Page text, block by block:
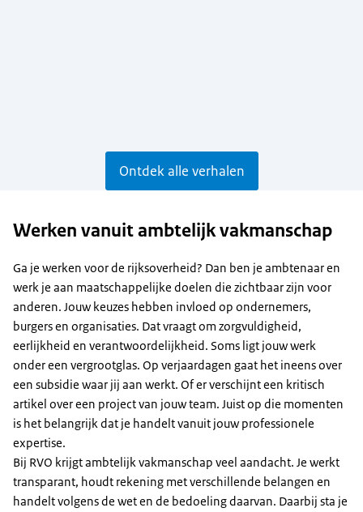
Ontdek alle verhalen
Werken vanuit ambtelijk vakmanschap
Ga je werken voor de rijksoverheid? Dan ben je ambtenaar en
werk je aan maatschappelijke doelen die zichtbaar zijn voor
anderen. Jouw keuzes hebben invloed op ondernemers,
burgers en organisaties. Dat vraagt om zorgvuldigheid,
eerlijkheid en verantwoordelijkheid. Soms ligt jouw werk
onder een vergrootglas. Op verjaardagen gaat het ineens over
een subsidie waar jij aan werkt. Of er verschijnt een kritisch
artikel over een project van jouw team. Juist op die momenten
is het belangrijk dat je handelt vanuit jouw professionele
expertise.
Bij RVO krijgt ambtelijk vakmanschap veel aandacht. Je werkt
transparant, houdt rekening met verschillende belangen en
handelt volgens de wet en de bedoeling daarvan. Daarbij sta je